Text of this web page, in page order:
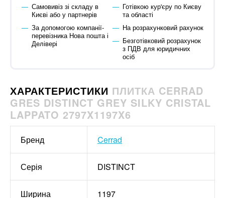
Самовивіз зі складу в
Києві або у партнерів
За допомогою компанії-
перевізника Нова пошта і
Делівері
Готівкою кур'єру по Києву
та області
На розрахунковий рахунок
Безготівковий розрахунок
з ПДВ для юридичних
осіб
ХАРАКТЕРИСТИКИ ПЛИТКА CERRAD
GRES DISTINCT GREY SILKY CRISTAL
LAPPATO 2797X1197X6
Бренд Cerrad
Серія DISTINCT
Ширина 1197